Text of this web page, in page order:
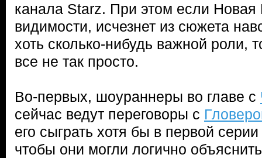
канала Starz. При этом если
видимости, исчезнет из сюжета
хоть сколько-нибудь важной
все не так просто.
Во-первых, шоураннеры во главе с
сейчас ведут переговоры с
его сыграть хотя бы в первой
чтобы они могли логично